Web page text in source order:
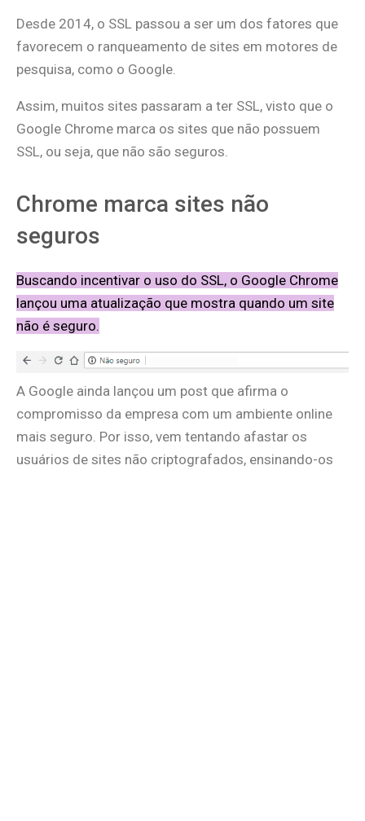
Desde 2014, o SSL passou a ser um dos fatores que
favorecem o ranqueamento de sites em motores de
pesquisa, como o Google.
Assim, muitos sites passaram a ter SSL, visto que o
Google Chrome marca os sites que não possuem
SSL, ou seja, que não são seguros.
Chrome marca sites não
seguros
Buscando incentivar o uso do SSL, o Google Chrome
lançou uma atualização que mostra quando um site
não é seguro.
A Google ainda lançou um post que afirma o
compromisso da empresa com um ambiente online
mais seguro. Por isso, vem tentando afastar os
usuários de sites não criptografados, ensinando-os